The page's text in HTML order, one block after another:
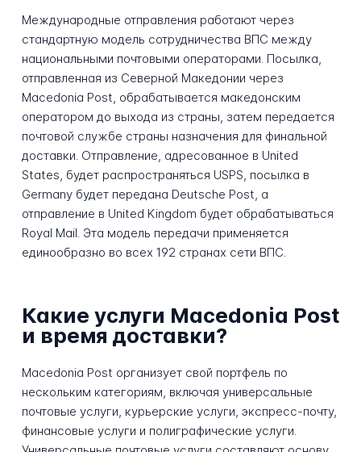
Международные отправления работают через
стандартную модель сотрудничества ВПС между
национальными почтовыми операторами. Посылка,
отправленная из Северной Македонии через
Macedonia Post, обрабатывается македонским
оператором до выхода из страны, затем передается
почтовой службе страны назначения для финальной
доставки. Отправление, адресованное в United
States, будет распространяться USPS, посылка в
Germany будет передана Deutsche Post, а
отправление в United Kingdom будет обрабатываться
Royal Mail. Эта модель передачи применяется
единообразно во всех 192 странах сети ВПС.
Какие услуги Macedonia Post
и время доставки?
Macedonia Post организует свой портфель по
нескольким категориям, включая универсальные
почтовые услуги, курьерские услуги, экспресс-почту,
финансовые услуги и полиграфические услуги.